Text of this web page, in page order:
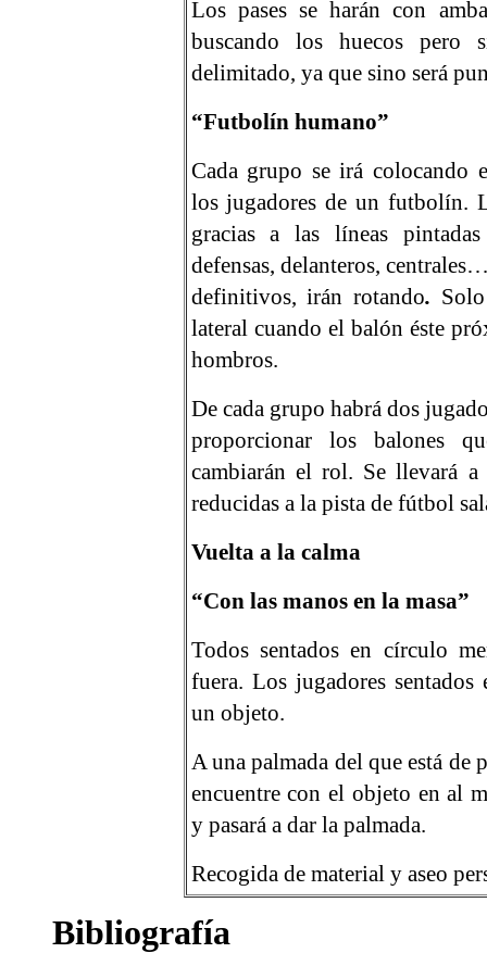
Los pases se harán con
buscando los huecos pero
delimitado, ya que sino será
“Futbolín humano”
Cada grupo se irá colocando
los jugadores de un futbolín.
gracias a las líneas
defensas, delanteros,
definitivos, irán rotando. Solo
lateral cuando el balón éste
hombros.
De cada grupo habrá dos
proporcionar los balones
cambiarán el rol. Se llevará a
reducidas a la pista de fútbol
Vuelta a la calma
“Con las manos en la masa”
Todos sentados en círculo
fuera. Los jugadores sentados
un objeto.
A una palmada del que está de
encuentre con el objeto en al
y pasará a dar la palmada.
Recogida de material y aseo
Bibliografía